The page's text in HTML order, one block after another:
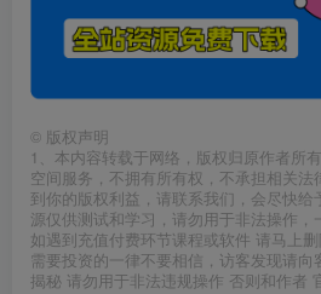
© 版权声明
1、本内容转载于网络，版权归原作者所
空间服务，不拥有所有权，不承担相关
到你的版权利益，请联系我们，会尽快
源仅供测试和学习，请勿用于非法操作，
如遇到充值付费环节课程或软件 请马上
需要投资的一律不要相信，访客发现请向
揭秘 请勿用于非法违规操作 否则和作者